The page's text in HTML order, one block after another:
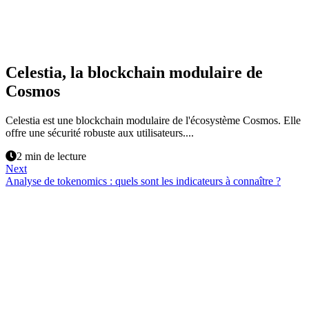
Celestia, la blockchain modulaire de
Cosmos
Celestia est une blockchain modulaire de l'écosystème Cosmos. Elle
offre une sécurité robuste aux utilisateurs....
2 min de lecture
Next
Analyse de tokenomics : quels sont les indicateurs à connaître ?